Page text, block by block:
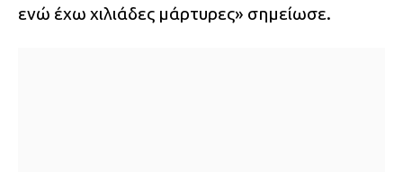
ενώ έχω χιλιάδες μάρτυρες» σημείωσε.